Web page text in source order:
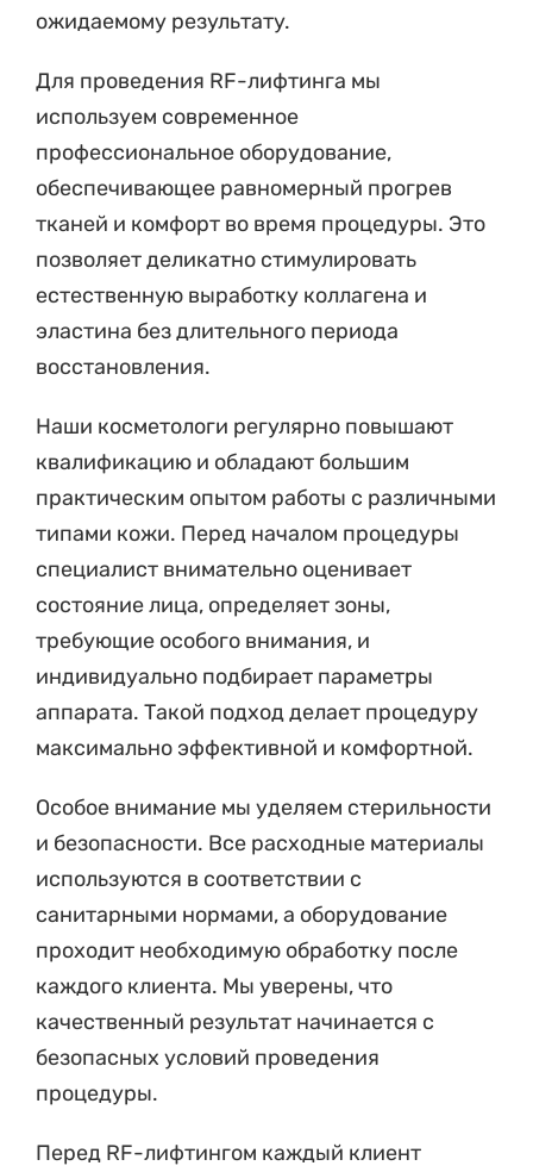
ожидаемому результату.
Для проведения RF-лифтинга мы
используем современное
профессиональное оборудование,
обеспечивающее равномерный прогрев
тканей и комфорт во время процедуры. Это
позволяет деликатно стимулировать
естественную выработку коллагена и
эластина без длительного периода
восстановления.
Наши косметологи регулярно повышают
квалификацию и обладают большим
практическим опытом работы с различными
типами кожи. Перед началом процедуры
специалист внимательно оценивает
состояние лица, определяет зоны,
требующие особого внимания, и
индивидуально подбирает параметры
аппарата. Такой подход делает процедуру
максимально эффективной и комфортной.
Особое внимание мы уделяем стерильности
и безопасности. Все расходные материалы
используются в соответствии с
санитарными нормами, а оборудование
проходит необходимую обработку после
каждого клиента. Мы уверены, что
качественный результат начинается с
безопасных условий проведения
процедуры.
Перед RF-лифтингом каждый клиент